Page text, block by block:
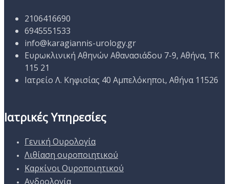
2106416690
6945551533
info@karagiannis-urology.gr
Ευρωκλινική Αθηνών Αθανασιάδου 7-9, Αθήνα, ΤΚ
115 21
Ιατρείο Λ. Κηφισίας 40 Αμπελόκηποι, Αθήνα 11526
Ιατρικές Υπηρεσίες
Γενική Ουρολογία
Λιθίαση ουροποιητικού
Καρκίνοι Ουροποιητικού
Ανδρολογία